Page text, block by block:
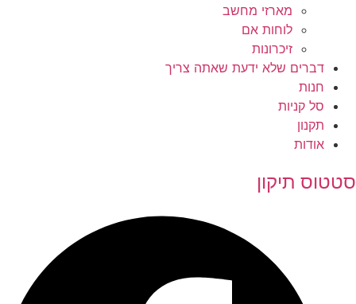
מארזי מחשב
לוחות אם
זיכרונות
דברים שלא ידעת שאתה צריך
חנות
סל קניות
תקנון
אודות
סטטוס תיקון